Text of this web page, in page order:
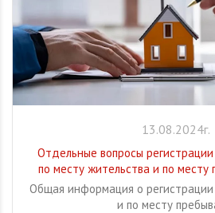
13.08.2024г.
Отдельные вопросы
по месту жительства и по месту
Общая информация о
и по месту